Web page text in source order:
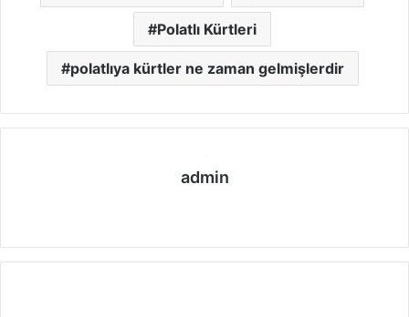
Polatlı Kürtleri
polatlıya kürtler ne zaman gelmişlerdir
admin
sit